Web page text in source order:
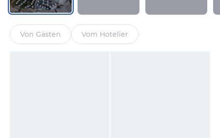
Von Gästen Vom Hotelier